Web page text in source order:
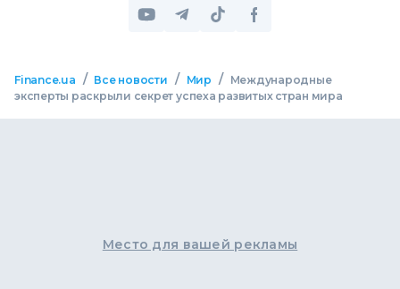
Finance.ua / Все новости / Мир /
Международные
эксперты раскрыли секрет успеха развитых стран мира
Место для вашей рекламы